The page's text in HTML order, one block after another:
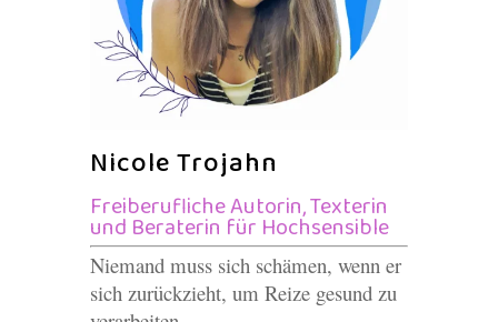
Nicole Trojahn
Freiberufliche Autorin, Texterin
und Beraterin für Hochsensible
Niemand muss sich schämen, wenn er
sich zurückzieht, um Reize gesund zu